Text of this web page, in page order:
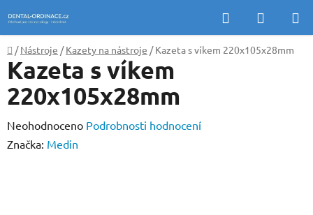
na
obsah
Hledat
KOŠÍK
Domů
/ Nástroje / Kazety na nástroje / Kazeta s víkem 220x105x28mm
Kazeta s víkem
220x105x28mm
Průměrné
hodnocení
Neohodnoceno Podrobnosti hodnocení
Značka: Medin